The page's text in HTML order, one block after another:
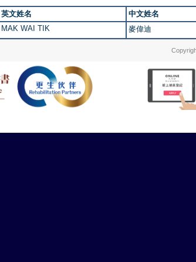
英文姓名 中文姓名
MAK WAI TIK
麥偉迪